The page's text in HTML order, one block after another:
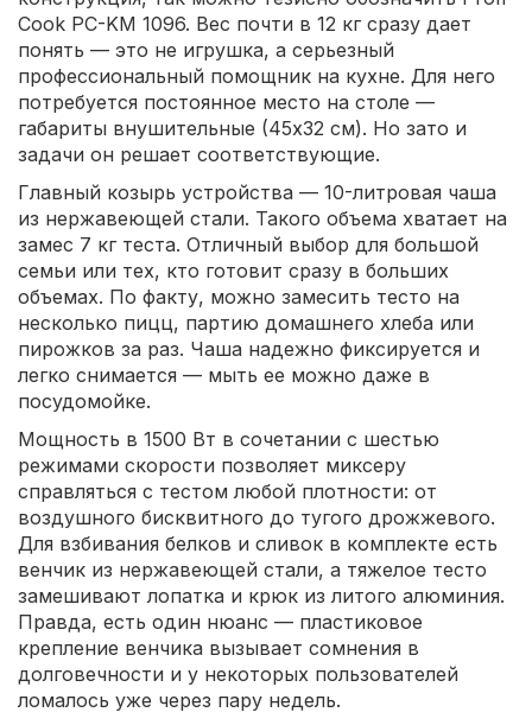
Cook PC-KM 1096. Вес почти в 12 кг сразу дает
понять — это не игрушка, а серьезный
профессиональный помощник на кухне. Для него
потребуется постоянное место на столе —
габариты внушительные (45х32 см). Но зато и
задачи он решает соответствующие.
Главный козырь устройства — 10-литровая чаша
из нержавеющей стали. Такого объема хватает на
замес 7 кг теста. Отличный выбор для большой
семьи или тех, кто готовит сразу в больших
объемах. По факту, можно замесить тесто на
несколько пицц, партию домашнего хлеба или
пирожков за раз. Чаша надежно фиксируется и
легко снимается — мыть ее можно даже в
посудомойке.
Мощность в 1500 Вт в сочетании с шестью
режимами скорости позволяет миксеру
справляться с тестом любой плотности: от
воздушного бисквитного до тугого дрожжевого.
Для взбивания белков и сливок в комплекте есть
венчик из нержавеющей стали, а тяжелое тесто
замешивают лопатка и крюк из литого алюминия.
Правда, есть один нюанс — пластиковое
крепление венчика вызывает сомнения в
долговечности и у некоторых пользователей
ломалось уже через пару недель.